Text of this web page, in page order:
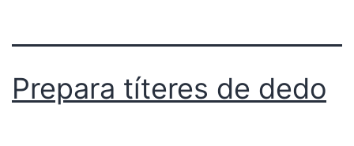
Prepara títeres de dedo